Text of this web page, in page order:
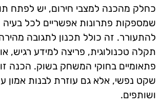
כחלק מהכנה למצבי חירום, יש לפתח
שמספקות פתרונות אפשריים לכל בעיה
להתעורר. זה כולל תכנון לתגובה
תקלה טכנולוגית, פריצה למידע רגיש, או
פתאומיים בחוקי המשחק בשוק. הכנה
שקט נפשי, אלא גם עוזרת לבנות אמון
ושותפים.